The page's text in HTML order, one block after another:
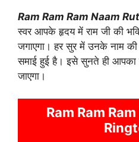
Ram Ram Ram Naam
स्वर आपके हृदय में राम जी की
जगाएगा। हर सुर में उनके नाम
समाई हुई है। इसे सुनते ही
जाएगा।
Ram Ram